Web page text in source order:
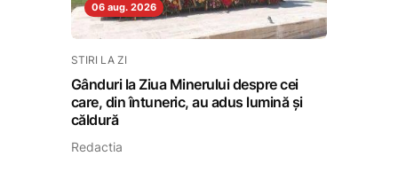
06 aug. 2026
STIRI LA ZI
Gânduri la Ziua Minerului despre cei
care, din întuneric, au adus lumină și
căldură
Redactia